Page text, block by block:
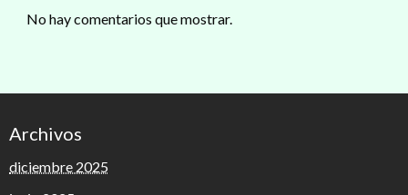
No hay comentarios que mostrar.
Archivos
diciembre 2025